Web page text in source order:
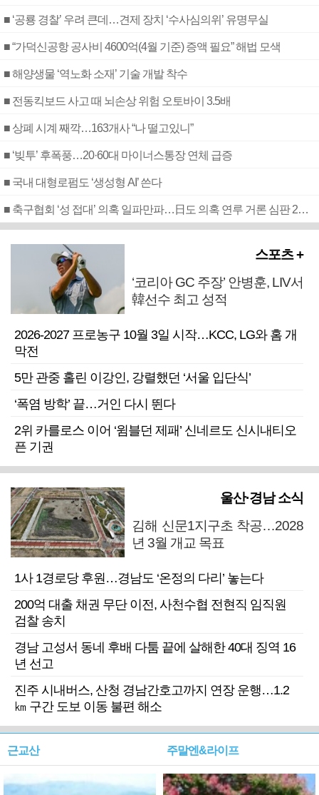
■ ‘공룡 경찰’ 우려 큰데…견제 장치 ‘수사심의위’ 유명무실
■ “가덕신공항 공사비 4600억(4월 기준) 증액 필요” 해법 모색
■ 해양생물 ‘역노화 소재’ 기술 개발 착수
■ 전동킥보드 사고 때 뇌손상 위험 오토바이 3.5배
■ 상폐 시계 째깍…163개사 “나 떨고있니”
■ ‘빚투’ 후폭풍…20·60대 마이너스통장 연체 급증
■ 국내 대형로펌도 ‘생성형 AI’ 쓴다
■ 축구협회 ‘성 접대’ 의혹 일파만파…日도 의혹 연루 거론 심판 2명 조사
스포츠 +
‘코리아 GC 주장’ 안병훈, LIV서
韓선수 최고 성적
2026-2027 프로농구 10월 3일 시작…KCC, LG와 홈 개
막전
5만 관중 홀린 이강인, 강렬했던 ‘서울 입단식’
‘폭염 방학’ 끝…거인 다시 뛴다
2위 카를로스 이어 ‘윔블던 제패’ 신네르도 신시내티오
픈 기권
울산·경남 소식
김해 신문1지구초 착공…2028
년 3월 개교 목표
1사 1경로당 후원…경남도 ‘온정의 다리’ 놓는다
200억 대출 채권 무단 이전, 사천수협 전현직 임직원
검찰 송치
경남 고성서 동네 후배 다툼 끝에 살해한 40대 징역 16
년 선고
진주 시내버스, 산청 경남간호고까지 연장 운행…1.2
㎞ 구간 도보 이동 불편 해소
근교산 주말엔&라이프